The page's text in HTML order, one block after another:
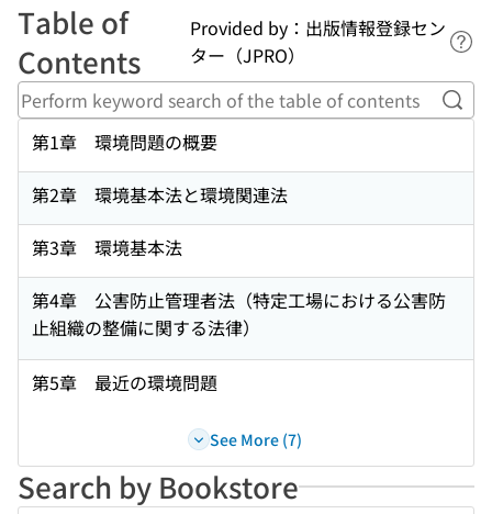
Table of
Contents
Provided by：出版情報登録セン
ター（JPRO）
第1章 環境問題の概要
第2章 環境基本法と環境関連法
第3章 環境基本法
第4章 公害防止管理者法（特定工場における公害防
止組織の整備に関する法律）
第5章 最近の環境問題
See More (7)
Search by Bookstore